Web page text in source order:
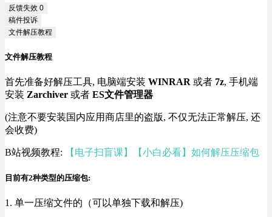
反馈失效 0
稿件投诉
文件解压教程
文件解压教程
首先准备好解压工具, 电脑端安装 WINRAR 或者 7z, 手机端
安装 Zarchiver 或者 ES文件管理器
(注意不要安装国内应用商店里的盗版, 不仅无法正常解压, 还
会收费)
B站视频教程: 【电子扫盲课】【小白必看】如何解压压缩包
目前有2种类型的压缩包:
1. 单一压缩文件的（可以单独下载和解压)